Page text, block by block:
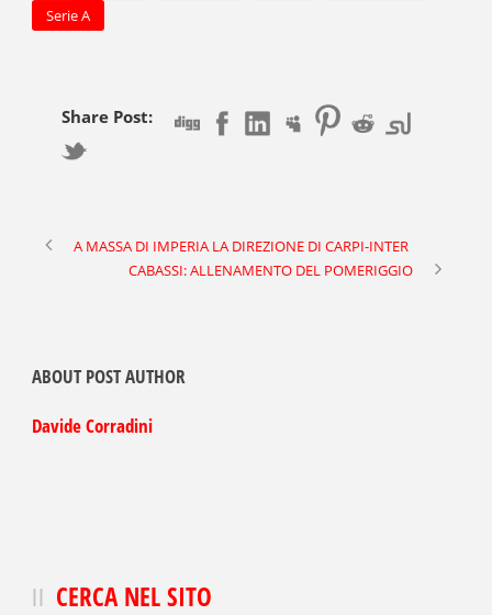
Serie A
Share Post:
A MASSA DI IMPERIA LA DIREZIONE DI CARPI-INTER
CABASSI: ALLENAMENTO DEL POMERIGGIO
ABOUT POST AUTHOR
Davide Corradini
CERCA NEL SITO